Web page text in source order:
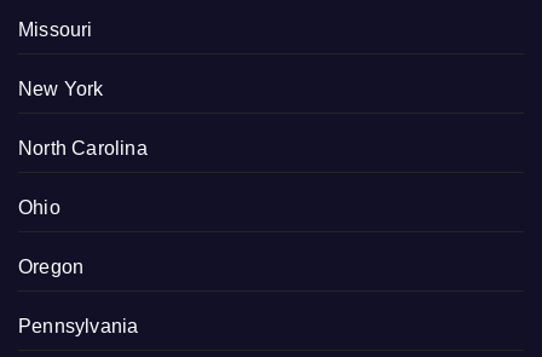
Missouri
New York
North Carolina
Ohio
Oregon
Pennsylvania